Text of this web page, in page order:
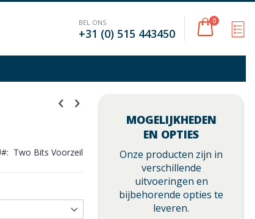
Cart
0
BEL ONS
+31 (0) 515 443450
Two Bits Voorzeil
MOGELIJKHEDEN
EN OPTIES
Onze producten zijn in
verschillende
uitvoeringen en
bijbehorende opties te
leveren.